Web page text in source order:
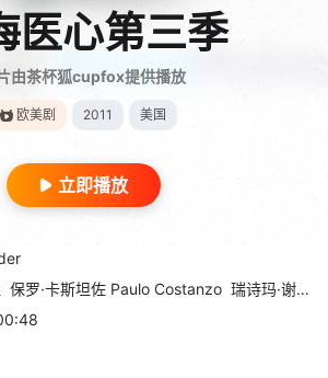
医心第三季
由茶杯狐cupfox提供播放
欧美剧 2011 美国
立即播放
保罗·卡斯坦佐 Paulo Costanzo 瑞诗玛·谢蒂 Reshma Shetty